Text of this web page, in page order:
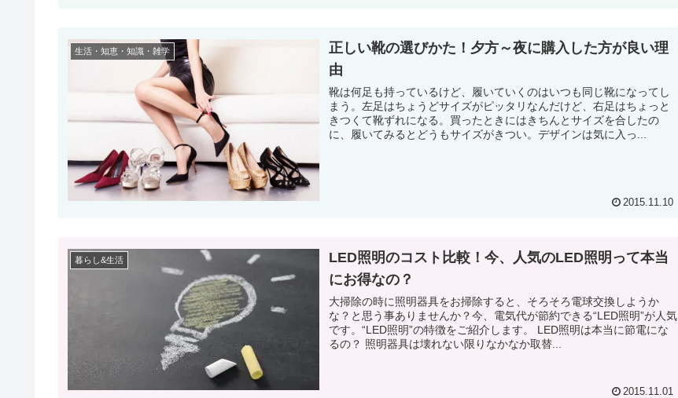
生活・知恵・知識・雑学
正しい靴の選びかた！夕方～夜に購入した方が良い理
由
靴は何足も持っているけど、履いていくのはいつも同じ靴になってし
まう。左足はちょうどサイズがピッタリなんだけど、右足はちょっと
きつくて靴ずれになる。買ったときにはきちんとサイズを合したの
に、履いてみるとどうもサイズがきつい。デザインは気に入っ...
2015.11.10
暮らし&生活
LED照明のコスト比較！今、人気のLED照明って本当
にお得なの？
大掃除の時に照明器具をお掃除すると、そろそろ電球交換しようか
な？と思う事ありませんか？今、電気代が節約できる“LED照明”が人気
です。“LED照明”の特徴をご紹介します。 LED照明は本当に節電にな
るの？ 照明器具は壊れない限りなかなか取替...
2015.11.01